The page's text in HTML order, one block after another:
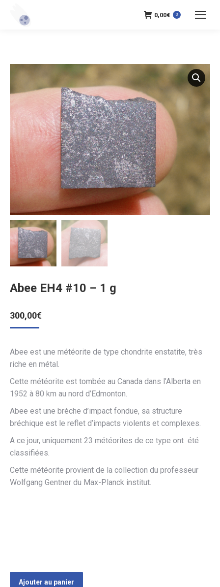
0,00€ 0
Abee EH4 #10 – 1 g
300,00€
Abee est une météorite de type chondrite enstatite, très
riche en métal.
Cette météorite est tombée au Canada dans l’Alberta en
1952 à 80 km au nord d’Edmonton.
Abee est une brèche d’impact fondue, sa structure
bréchique est le reflet d’impacts violents et complexes.
A ce jour, uniquement 23 météorites de ce type ont été
classifiées.
Cette météorite provient de la collection du professeur
Wolfgang Gentner du Max-Planck institut.
Ajouter au panier